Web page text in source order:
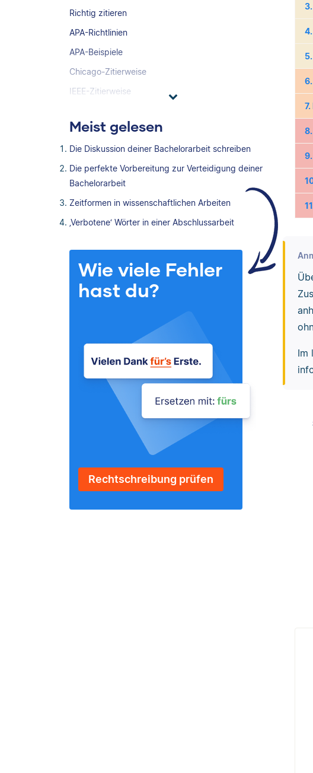
Richtig zitieren
APA-Richtlinien
APA-Beispiele
Chicago-Zitierweise
IEEE-Zitierweise
Meist gelesen
Die Diskussion deiner Bachelorarbeit schreiben
Die perfekte Vorbereitung zur Verteidigung deiner
Bachelorarbeit
Zeitformen in wissenschaftlichen Arbeiten
‚Verbotene‘ Wörter in einer Abschlussarbeit
Wie viele Fehler
hast du?
Rechtschreibung prüfen
Im